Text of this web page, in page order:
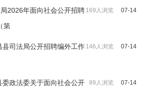
07-14
169人浏览
2026年面向社会公开招聘
第
07-14
146人浏览
县司法局公开招聘编外工作
07-14
89人浏览
委政法委关于面向社会公开